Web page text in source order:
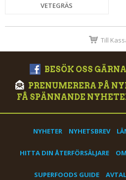
VETEGRÄS
Till
BESÖK OSS
PRENUMERERA PÅ
FÅ SPÄNNANDE
NYHETER NYHETSBREV
HITTA DIN ÅTERFÖRSÄLJARE
SUPERFOODS GUIDE